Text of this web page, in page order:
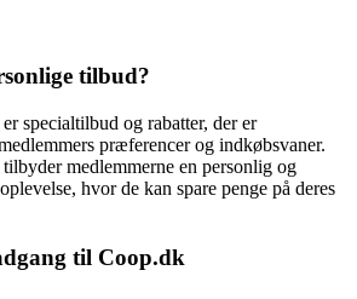
tilbud?
specialtilbud og rabatter, der er
præferencer og indkøbsvaner.
medlemmerne en personlig og
hvor de kan spare penge på deres
til Coop.dk